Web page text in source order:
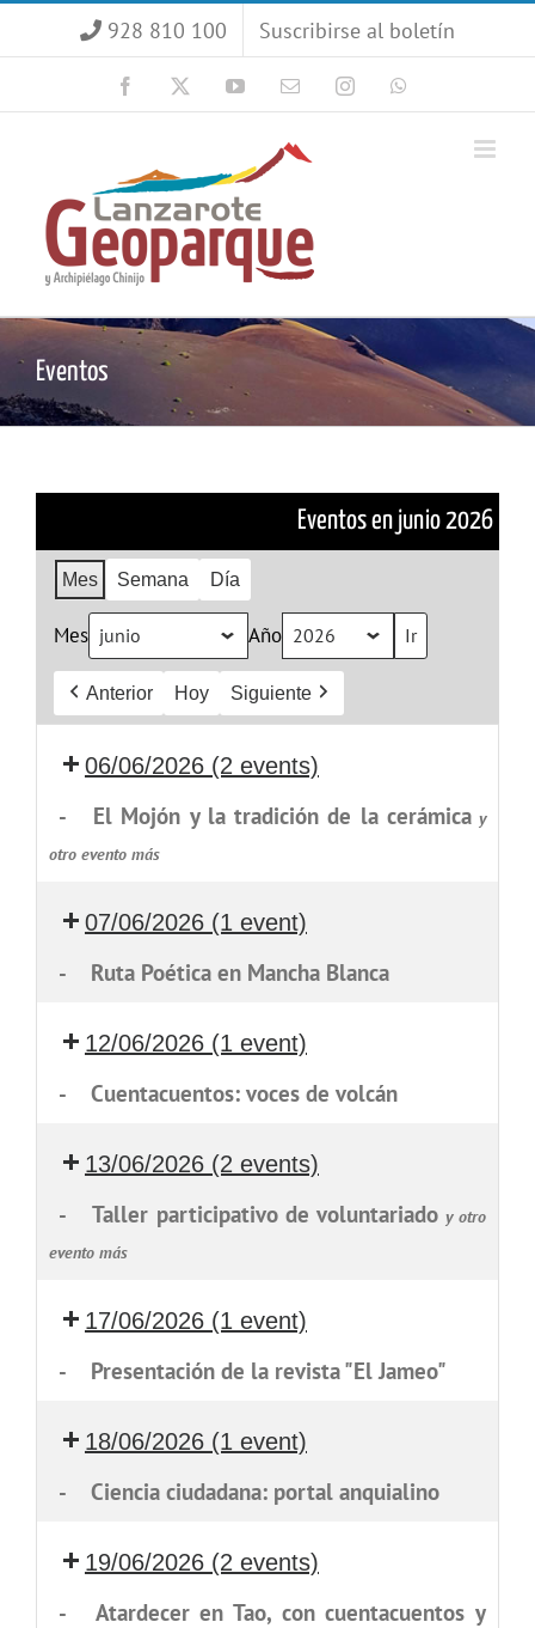
928 810 100 Suscribirse al boletín
Facebook YouTubeCorreoInstagram
Eventos
Eventos en junio 2026
Mes Semana Día
Mes Año
Anterior Hoy Siguiente
06/06/2026 (2 events)
- El Mojón y la tradición de la cerámicay
otro evento más
07/06/2026 (1 event)
- Ruta Poética en Mancha Blanca
12/06/2026 (1 event)
- Cuentacuentos: voces de volcán
13/06/2026 (2 events)
- Taller participativo de voluntariado y otro
evento más
17/06/2026 (1 event)
- Presentación de la revista "El Jameo"
18/06/2026 (1 event)
- Ciencia ciudadana: portal anquialino
19/06/2026 (2 events)
-
Atardecer en Tao, con cuentacuentos y